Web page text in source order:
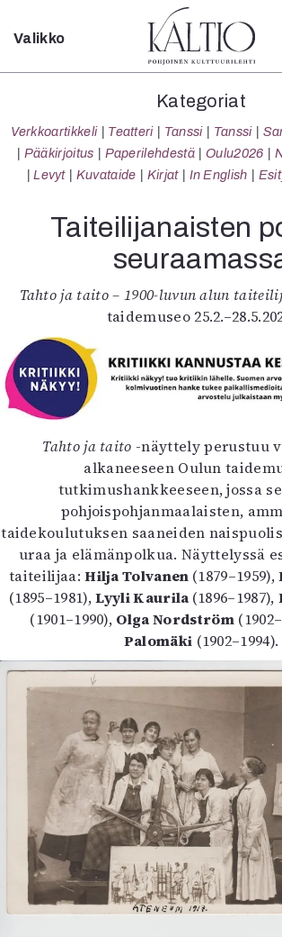
Sulje
Kategoriat
Verkkoartikkeli
Teatteri
Tanssi
Sarjakuva
Sámegillii
Pääkirjoitus
Oulu2026
Näyttelyt
Levyt
Kuvataide
Esitystaide
Arkisto
Lehdet
4/2026
2–3/2026
1/2026
6/2025
5/2025 saame
5/2025
Lehtiarkisto
Info
Tilaus ja irtonumerot
Yhteistyössä
Toimitus
Mediatiedot
Kaltio ry
Valikko
Kategoriat
Verkkoartikkeli Teatteri Tanssi Tanssi
Pääkirjoitus
Paperilehdestä Oulu2026
Levyt
Kuvataide Kirjat In English
Taiteilijanaisten
Tahto ja taito – 1900-luvun alun
taidemuseo
Tahto ja taito -näyttely perustuu
alkaneeseen Oulun
tutkimushankkeeseen, jossa
pohjoispohjanmaalaisten,
taidekoulutuksen saaneiden
uraa ja elämänpolkua. Näyttelyssä
taiteilijaa:Hilja Tolvanen (1879–1959),
(1895–1981),Lyyli Kaurila (1896–1987),
(1901–1990), Olga Nordström
Palomäki (1902–1994).